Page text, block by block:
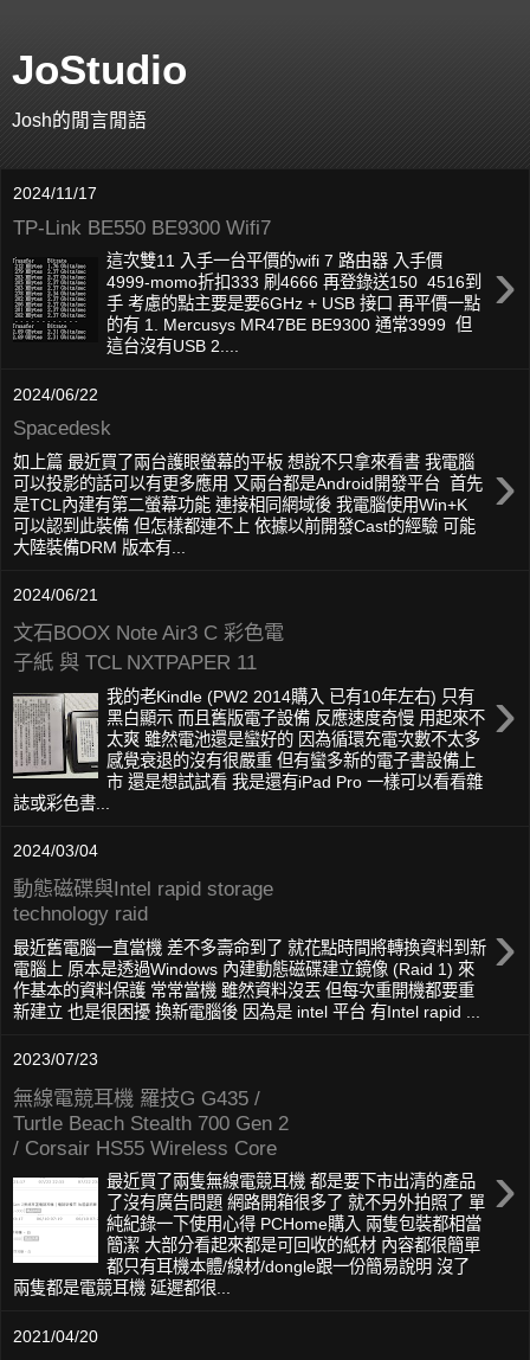
JoStudio
Josh的閒言閒語
2024/11/17
TP-Link BE550 BE9300 Wifi7
›
這次雙11 入手一台平價的wifi 7 路由器 入手價
4999-momo折扣333 刷4666 再登錄送150 4516到
手 考慮的點主要是要6GHz + USB 接口 再平價一點
的有 1. Mercusys MR47BE BE9300 通常3999 但
這台沒有USB 2....
2024/06/22
Spacedesk
›
如上篇 最近買了兩台護眼螢幕的平板 想說不只拿來看書 我電腦
可以投影的話可以有更多應用 又兩台都是Android開發平台 首先
是TCL內建有第二螢幕功能 連接相同網域後 我電腦使用Win+K
可以認到此裝備 但怎樣都連不上 依據以前開發Cast的經驗 可能
大陸裝備DRM 版本有...
2024/06/21
文石BOOX Note Air3 C 彩色電
子紙 與 TCL NXTPAPER 11
›
我的老Kindle (PW2 2014購入 已有10年左右) 只有
黑白顯示 而且舊版電子設備 反應速度奇慢 用起來不
太爽 雖然電池還是蠻好的 因為循環充電次數不太多
感覺衰退的沒有很嚴重 但有蠻多新的電子書設備上
市 還是想試試看 我是還有iPad Pro 一樣可以看看雜
誌或彩色書...
2024/03/04
動態磁碟與Intel rapid storage
technology raid
›
最近舊電腦一直當機 差不多壽命到了 就花點時間將轉換資料到新
電腦上 原本是透過Windows 內建動態磁碟建立鏡像 (Raid 1) 來
作基本的資料保護 常常當機 雖然資料沒丟 但每次重開機都要重
新建立 也是很困擾 換新電腦後 因為是 intel 平台 有Intel rapid ...
2023/07/23
無線電競耳機 羅技G G435 /
Turtle Beach Stealth 700 Gen 2
/ Corsair HS55 Wireless Core
›
最近買了兩隻無線電競耳機 都是要下市出清的產品
了沒有廣告問題 網路開箱很多了 就不另外拍照了 單
純紀錄一下使用心得 PCHome購入 兩隻包裝都相當
簡潔 大部分看起來都是可回收的紙材 內容都很簡單
都只有耳機本體/線材/dongle跟一份簡易說明 沒了
兩隻都是電競耳機 延遲都很...
2021/04/20